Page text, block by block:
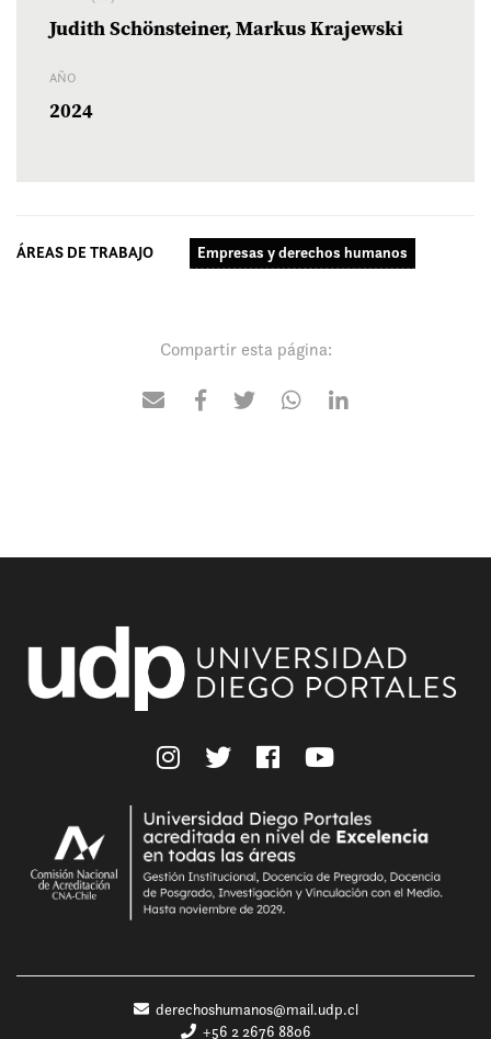
Judith Schönsteiner, Markus Krajewski
AÑO
2024
ÁREAS DE TRABAJO Empresas y derechos humanos
Compartir esta página:
derechoshumanos@mail.udp.cl
+56 2 2676 8806